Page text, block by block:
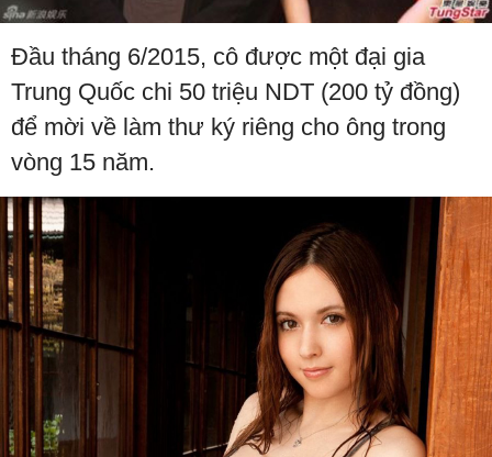
Đầu tháng 6/2015, cô được một đại gia
Trung Quốc chi 50 triệu NDT (200 tỷ đồng)
để mời về làm thư ký riêng cho ông trong
vòng 15 năm.